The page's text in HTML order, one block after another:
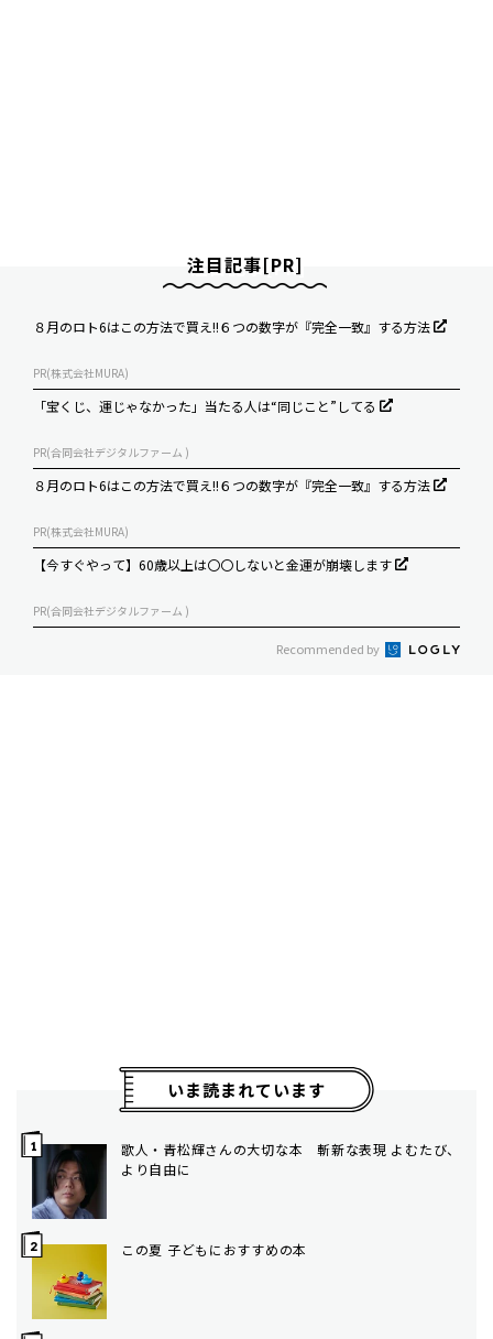
注目記事[PR]
８月のロト6はこの方法で買え!!６つの数字が『完全一致』する方法
PR(株式会社MURA)
「宝くじ、運じゃなかった」当たる人は“同じこと”してる
PR(合同会社デジタルファーム )
８月のロト6はこの方法で買え!!６つの数字が『完全一致』する方法
PR(株式会社MURA)
【今すぐやって】60歳以上は〇〇しないと金運が崩壊します
PR(合同会社デジタルファーム )
Recommended by
いま読まれています
歌人・青松輝さんの大切な本 斬新な表現 よむたび、
より自由に
この夏 子どもにおすすめの本